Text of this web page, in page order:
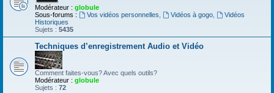
Modérateur : globule
Sous-forums :
Vos vidéos personnelles Vidéos à gogo,
Vidéos
Historiques
Sujets : 5435
Techniques d’enregistrement Audio et Vidéo
Comment faites-vous? Avec quels outils?
Modérateur : globule
Sujets : 72